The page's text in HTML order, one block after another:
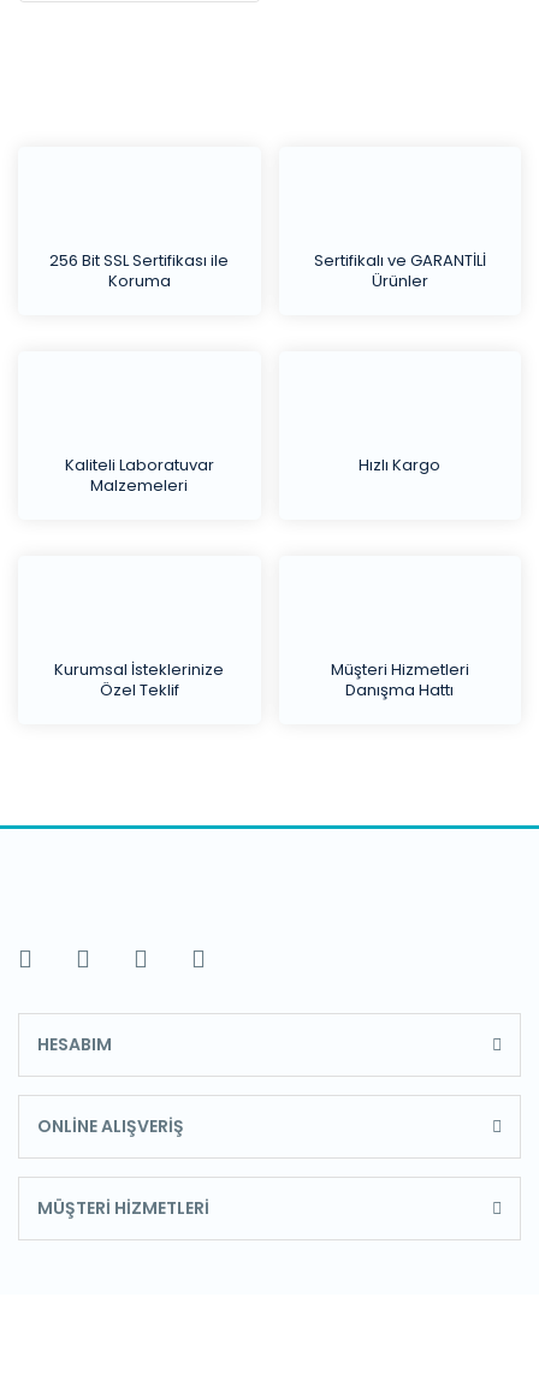
256 Bit SSL Sertifikası ile
Koruma
Sertifikalı ve GARANTİLİ
Ürünler
Kaliteli Laboratuvar
Malzemeleri
Hızlı Kargo
Kurumsal İsteklerinize
Özel Teklif
Müşteri Hizmetleri
Danışma Hattı
HESABIM
ONLİNE ALIŞVERİŞ
MÜŞTERİ HİZMETLERİ